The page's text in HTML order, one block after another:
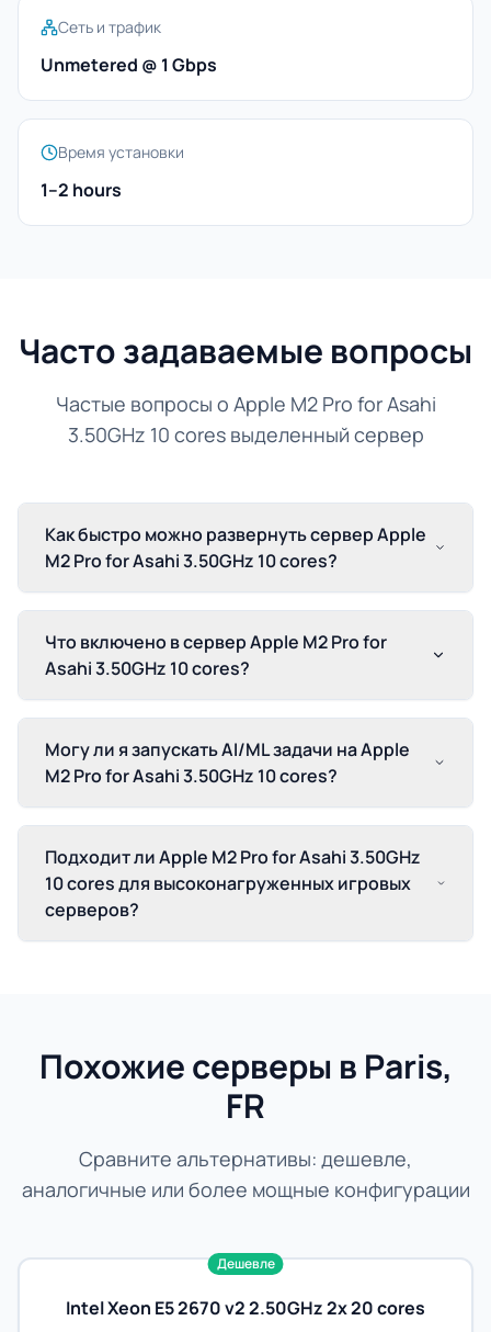
Сеть и трафик
Unmetered @ 1 Gbps
Время установки
1–2 hours
Часто задаваемые вопросы
Частые вопросы о Apple M2 Pro for Asahi
3.50GHz 10 cores выделенный сервер
Как быстро можно развернуть сервер Apple
M2 Pro for Asahi 3.50GHz 10 cores?
Что включено в сервер Apple M2 Pro for
Asahi 3.50GHz 10 cores?
Могу ли я запускать AI/ML задачи на Apple
M2 Pro for Asahi 3.50GHz 10 cores?
Подходит ли Apple M2 Pro for Asahi 3.50GHz
10 cores для высоконагруженных игровых
серверов?
Похожие серверы в Paris,
FR
Сравните альтернативы: дешевле,
аналогичные или более мощные конфигурации
Дешевле
Intel Xeon E5 2670 v2 2.50GHz 2x 20 cores